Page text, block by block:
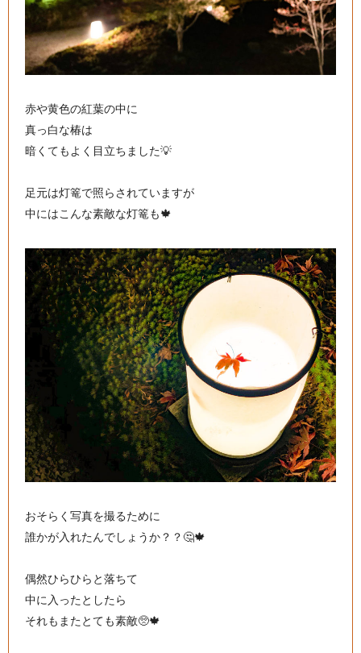
赤や黄色の紅葉の中に
真っ白な椿は
暗くてもよく目立ちました💡
足元は灯篭で照らされていますが
中にはこんな素敵な灯篭も🍁
おそらく写真を撮るために
誰かが入れたんでしょうか？？🤔🍁
偶然ひらひらと落ちて
中に入ったとしたら
それもまたとても素敵🥺🍁